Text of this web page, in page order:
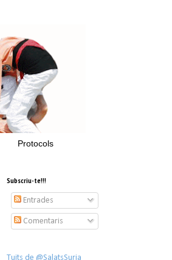
Protocols
Subscriu-te!!!
Entrades
Comentaris
Tuits de @SalatsSuria